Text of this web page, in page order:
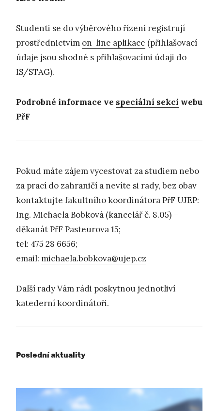
Studenti se do výběrového řízení registrují
prostřednictvím on-line aplikace (přihlašovací
údaje jsou shodné s přihlašovacími údaji do
IS/STAG).
Podrobné informace ve speciální sekci webu
PřF
Pokud máte zájem vycestovat za studiem nebo
za prací do zahraničí a nevíte si rady, bez obav
kontaktujte fakultního koordinátora PřF UJEP:
Ing. Michaela Bobková (kancelář č. 8.05) –
děkanát PřF Pasteurova 15;
tel: 475 28 6656;
email: michaela.bobkova@ujep.cz
Další rady Vám rádi poskytnou jednotliví
katederní koordinátoři.
Poslední aktuality